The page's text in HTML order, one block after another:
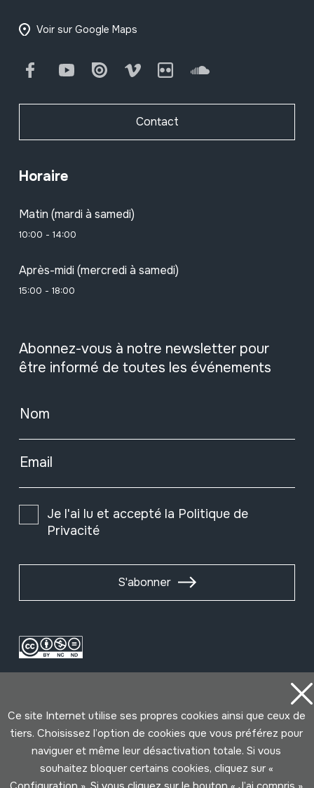
Voir sur Google Maps
FacebookYoutube Issuu Vimeo Flickr SoundCloud
Contact
Horaire
Matin (mardi à samedi)
10:00 - 14:00
Après-midi (mercredi à samedi)
15:00 - 18:00
Abonnez-vous à notre newsletter pour
être informé de toutes les événements
Nom
Email
Je l'ai lu et accepté la Politique de
Privacité
S'abonner
Conditions d'Utilisation
Politique de Privacité
Cookies politique
Ce site Internet utilise ses propres cookies ainsi que ceux de
tiers. Choisissez l’option de cookies que vous préférez pour
naviguer et même leur désactivation totale. Si vous
souhaitez bloquer certains cookies, cliquez sur «